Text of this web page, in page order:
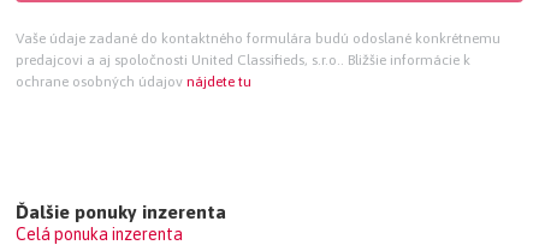
Vaše údaje zadané do kontaktného formulára budú odoslané konkrétnemu
predajcovi a aj spoločnosti United Classifieds, s.r.o.. Bližšie informácie k
ochrane osobných údajov nájdete tu
Ďalšie ponuky inzerenta
Celá ponuka inzerenta